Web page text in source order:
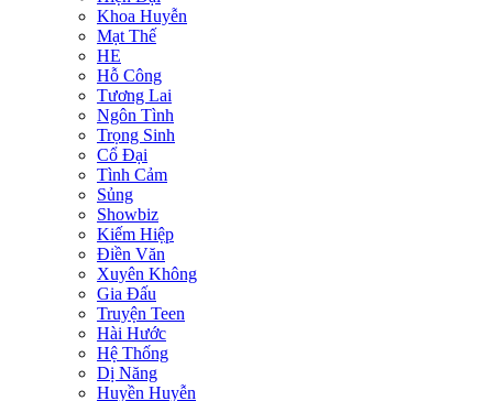
Khoa Huyễn
Mạt Thế
HE
Hỗ Công
Tương Lai
Ngôn Tình
Trọng Sinh
Cổ Đại
Tình Cảm
Sủng
Showbiz
Kiếm Hiệp
Điền Văn
Xuyên Không
Gia Đấu
Truyện Teen
Hài Hước
Hệ Thống
Dị Năng
Huyền Huyễn